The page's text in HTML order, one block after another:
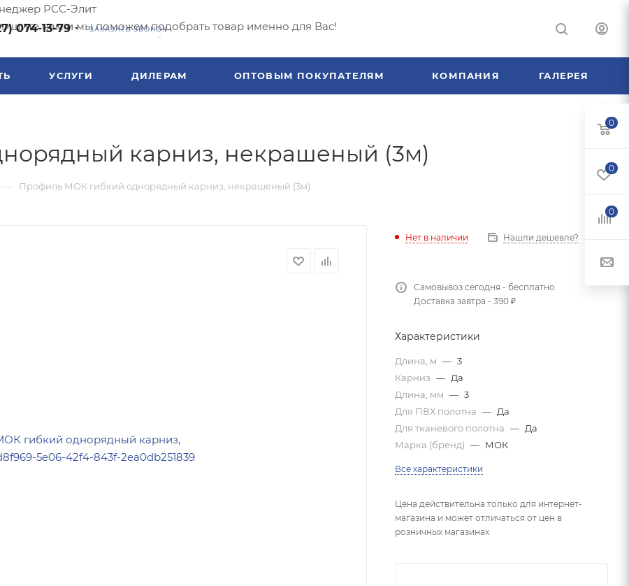
РСС-Элит
нам и мы поможем подобрать товар именно для Вас!
074-13-79 ЗАКАЗАТЬ ЗВОНОК
УСЛУГИ ДИЛЕРАМ ОПТОВЫМ ПОКУПАТЕЛЯМ КОМПАНИЯ ГАЛЕРЕЯ
карниз, некрашеный (3м)
— Профиль МОК гибкий однорядный карниз, некрашеный (3м)
Нет в наличии Нашли дешевле?
Самовывоз сегодня - бесплатно
Доставка завтра - 390 ₽
Характеристики
Длина, м — 3
Карниз — Да
Длина, мм — 3
Для ПВХ полотна — Да
Для тканевого полотна — Да
Марка (бренд) — МОК
Все характеристики
Цена действительна только для интернет-
магазина и может отличаться от цен в
розничных магазинах
0
0
0